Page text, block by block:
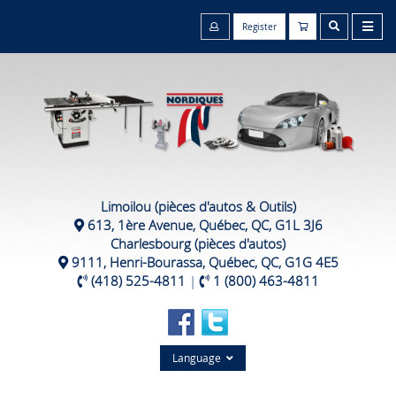
Register
Limoilou (pièces d'autos & Outils)
613, 1ère Avenue, Québec, QC, G1L 3J6
Charlesbourg (pièces d'autos)
9111, Henri-Bourassa, Québec, QC, G1G 4E5
(418) 525-4811 | 1 (800) 463-4811
Language